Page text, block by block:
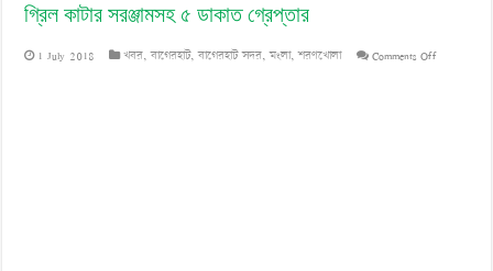
গ্রিল কাটার সরঞ্জামসহ ৫ ডাকাত গ্রেপ্তার
1 July 2018 খবর,বাগেরহাট,বাগেরহাট সদর,মংলা,শরণখোলা Comments Offon